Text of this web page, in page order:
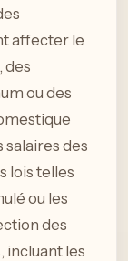
affecter le
des
ou des
des
lois telles
ou les
des
incluant les